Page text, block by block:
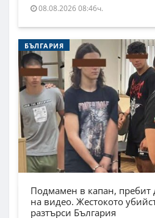
08.08.2026 08:46ч.
БЪЛГАРИЯ
Подмамен в капан, пребит
на видео. Жестокото
разтърси България